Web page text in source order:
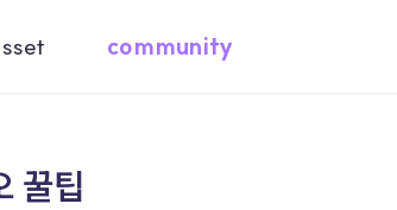
community
꿀팁